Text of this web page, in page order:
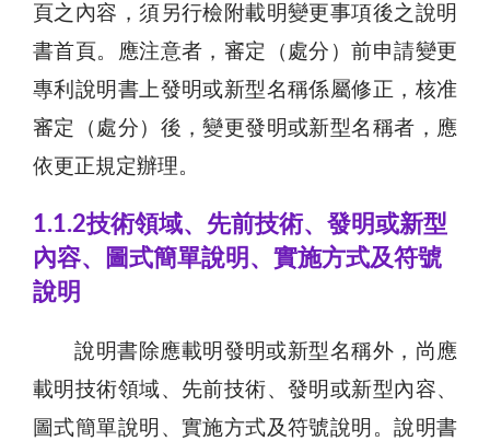
頁之內容，須另行檢附載明變更事項後之說明
書首頁。應注意者，審定（處分）前申請變更
專利說明書上發明或新型名稱係屬修正，核准
審定（處分）後，變更發明或新型名稱者，應
依更正規定辦理。
1.1.2技術領域、先前技術、發明或新型
內容、圖式簡單說明、實施方式及符號
說明
說明書除應載明發明或新型名稱外，尚應
載明技術領域、先前技術、發明或新型內容、
圖式簡單說明、實施方式及符號說明。說明書